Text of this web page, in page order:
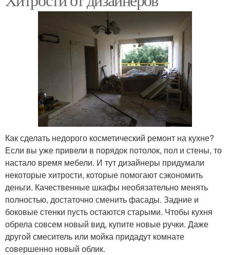
Как сделать недорого косметический ремонт на кухне?
Если вы уже привели в порядок потолок, пол и стены, то
настало время мебели. И тут дизайнеры придумали
некоторые хитрости, которые помогают сэкономить
деньги. Качественные шкафы необязательно менять
полностью, достаточно сменить фасады. Задние и
боковые стенки пусть остаются старыми. Чтобы кухня
обрела совсем новый вид, купите новые ручки. Даже
другой смеситель или мойка придадут комнате
совершенно новый облик.